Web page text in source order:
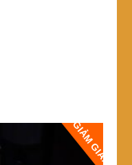
GIẢM GIÁ!